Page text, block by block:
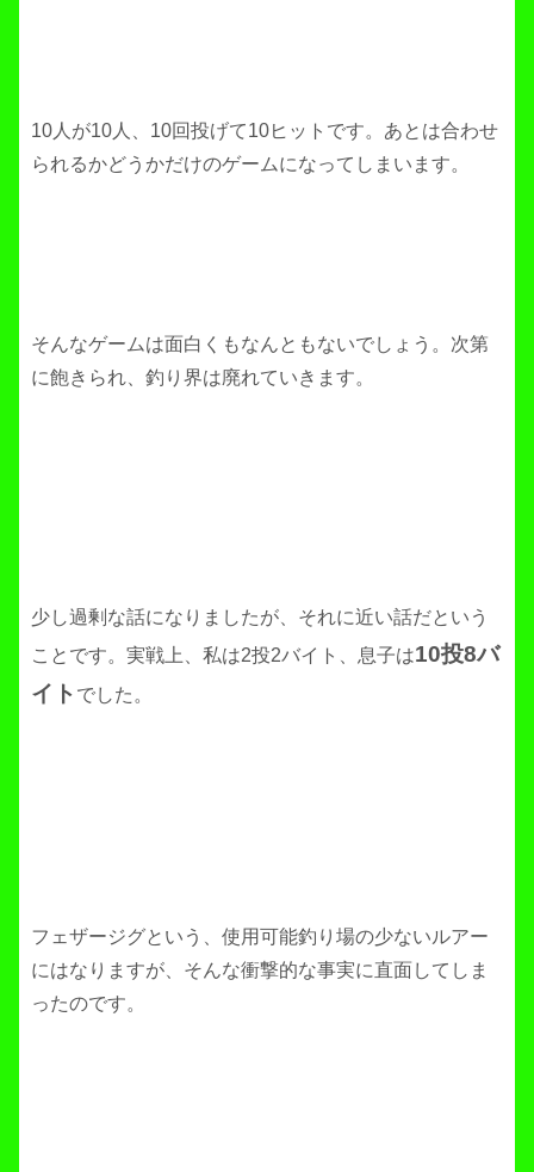
10人が10人、10回投げて10ヒットです。あとは合わせ
られるかどうかだけのゲームになってしまいます。
そんなゲームは面白くもなんともないでしょう。次第
に飽きられ、釣り界は廃れていきます。
少し過剰な話になりましたが、それに近い話だという
ことです。実戦上、私は2投2バイト、息子は10投8バ
イト でした。
フェザージグという、使用可能釣り場の少ないルアー
にはなりますが、そんな衝撃的な事実に直面してしま
ったのです。